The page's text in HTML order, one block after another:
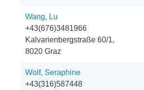
Wang, Lu
+43(676)3481966
Kalvarienbergstraße 60/1,
8020 Graz
Wolf, Seraphine
+43(316)587448